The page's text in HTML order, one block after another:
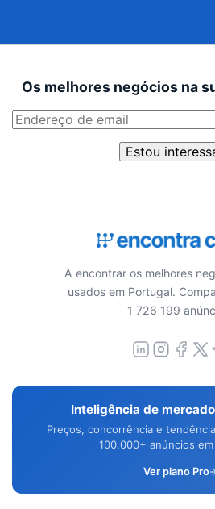
Os melhores negócios na
Estou
A encontrar os melhores
usados em Portugal.
1 726 199
Inteligência de
Preços, concorrência e
100.000+ anúncios
Ver plano Pro